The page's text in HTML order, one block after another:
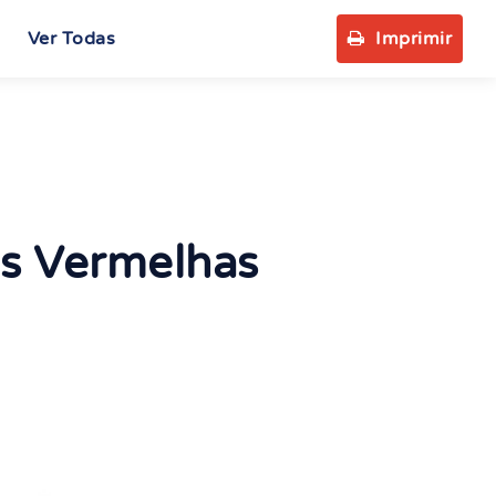
Ver Todas Imprimir
Vermelhas